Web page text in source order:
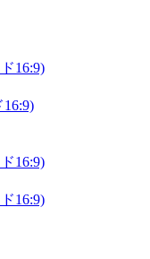
16:9)
16:9)
16:9)